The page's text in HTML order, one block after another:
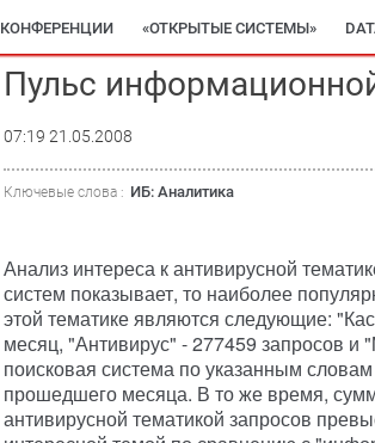
КОНФЕРЕНЦИИ «ОТКРЫТЫЕ СИСТЕМЫ»
Пульс
07:19 21.05.2008
Ключевые слова : ИБ: Аналитика
Анализ интереса к антивирусной
систем показывает, то наиболее
этой тематике являются следующие:
месяц, "Антивирус" - 277459 запросов и
поисковая система по указанным
прошедшего месяца. В то же время,
антивирусной тематикой запросов